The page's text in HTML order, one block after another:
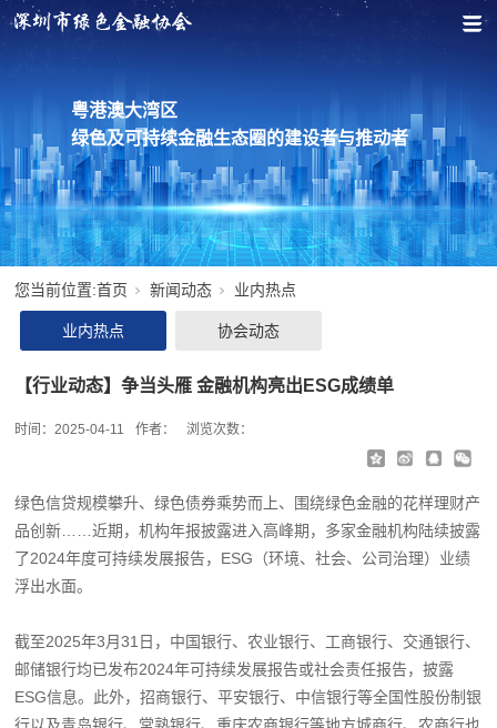
粤港澳大湾区
绿色及可持续金融生态圈的建设者与推动者
您当前位置:首页 新闻动态 业内热点
业内热点 协会动态
【行业动态】争当头雁 金融机构亮出ESG成绩单
时间： 2025-04-11 作者： 浏览次数：
绿色信贷规模攀升、绿色债券乘势而上、围绕绿色金融的花样理财产
品创新……近期，机构年报披露进入高峰期，多家金融机构陆续披露
了2024年度可持续发展报告，ESG（环境、社会、公司治理）业绩
浮出水面。
截至2025年3月31日，中国银行、农业银行、工商银行、交通银行、
邮储银行均已发布2024年可持续发展报告或社会责任报告，披露
ESG信息。此外，招商银行、平安银行、中信银行等全国性股份制银
行以及青岛银行、常熟银行、重庆农商银行等地方城商行、农商行也